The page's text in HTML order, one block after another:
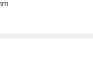
른 종교들